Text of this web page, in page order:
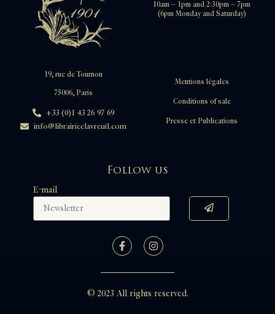
10am – 1pm and 2:30pm – 7pm
(6pm Monday and Saturday)
19, rue de Tournon
75006, Paris
+33 (0)1 43 26 97 69
info@librairieclavreuil.com
Mentions légales
Conditions of sale
Presse et Publications
Follow us
E-mail
© 2023 All rights reserved.